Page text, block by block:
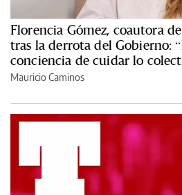
Florencia Gómez, coautora
tras la derrota del Gobierno:
conciencia de cuidar lo
Mauricio Caminos